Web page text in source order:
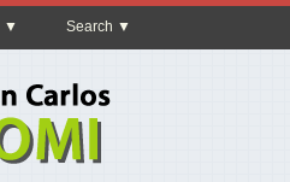
Search